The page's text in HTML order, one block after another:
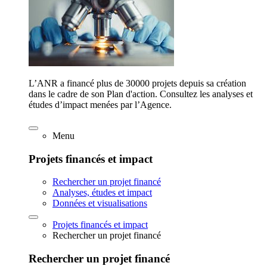
L’ANR a financé plus de 30000 projets depuis sa création
dans le cadre de son Plan d'action. Consultez les analyses et
études d’impact menées par l’Agence.
Menu
Projets financés et impact
Rechercher un projet financé
Analyses, études et impact
Données et visualisations
Projets financés et impact
Rechercher un projet financé
Rechercher un projet financé